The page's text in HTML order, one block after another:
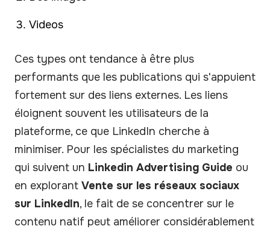
Videos
Ces types ont tendance à être plus
performants que les publications qui s'appuient
fortement sur des liens externes. Les liens
éloignent souvent les utilisateurs de la
plateforme, ce que LinkedIn cherche à
minimiser. Pour les spécialistes du marketing
qui suivent un Linkedin Advertising Guide ou
en explorant Vente sur les réseaux sociaux
sur LinkedIn, le fait de se concentrer sur le
contenu natif peut améliorer considérablement